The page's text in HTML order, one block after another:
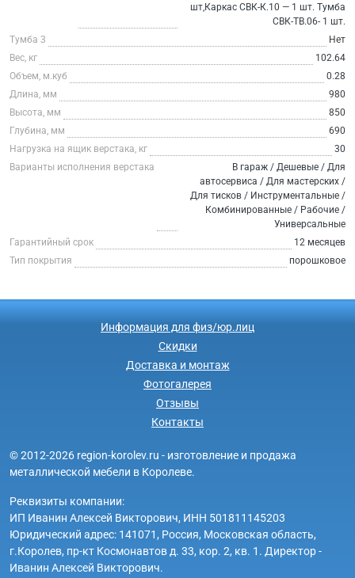
шт,Каркас СВК-К.10 — 1 шт. Тумба
СВК-ТВ.06- 1 шт.
Тумба 3
Нет
Вес, кг
102.64
Объем, м.куб
0.28
Длина, мм
980
Высота, мм
850
Глубина, мм
690
Нагрузка на ящик верстака, кг
30
Варианты исполнения верстака
В гараж / Дешевые / Для
автосервиса / Для мастерских /
Для тисков / Инструментальные /
Комбинированные / Рабочие /
Универсальные
Гарантийный срок
12 месяцев
Тип покрытия
порошковое
Информация для физ/юр.лиц
Скидки
Доставка и монтаж
Фотогалерея
Отзывы
Контакты
© 2012-2026 region-korolev.ru - изготовление и продажа
металлической мебели в Королеве.
Реквизиты компании:
ИП Иванин Алексей Викторович, ИНН 501811145203
Юридический адрес: 141071, Россия, Московская область,
г.Королев, пр-кт Космонавтов д. 33, кор. 2, кв. 1. Директор -
Иванин Алексей Викторович.